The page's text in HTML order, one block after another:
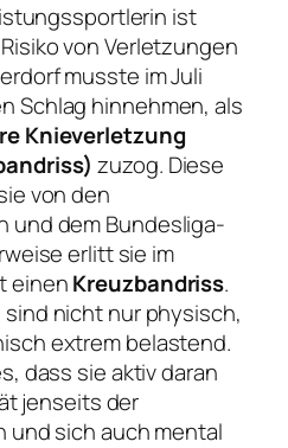
ist
von Verletzungen
musste im Juli
Schlag hinnehmen, als
Knieverletzung
zuzog. Diese
von den
und dem Bundesliga-
erlitt sie im
einenKreuzbandriss.
nicht nur physisch,
extrem belastend.
dass sie aktiv daran
jenseits der
und sich auch mental